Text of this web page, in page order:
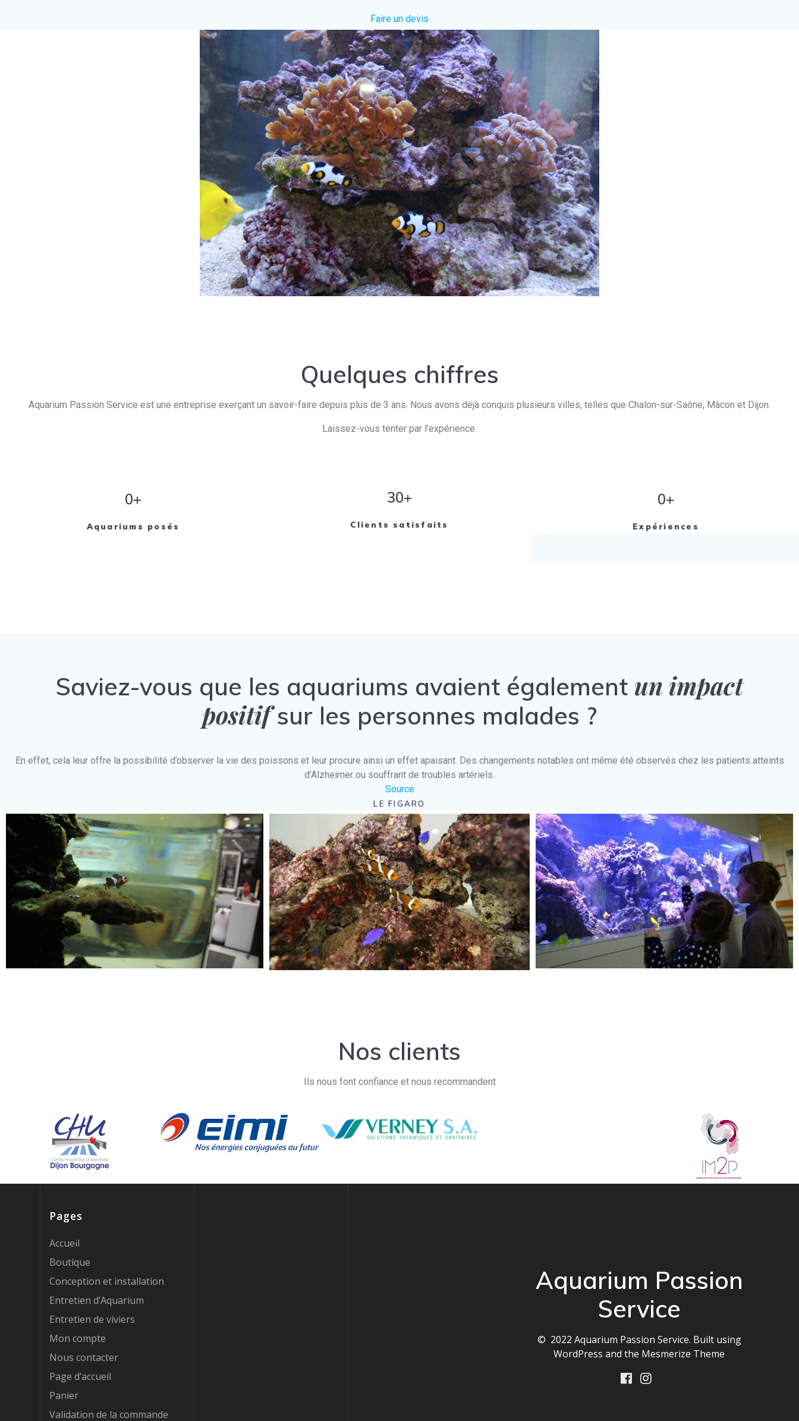
Faire un devis
Quelques chiffres
Aquarium Passion Service est une entreprise exerçant un savoir-faire depuis plus de 3 ans. Nous avons déjà conquis plusieurs villes, telles que Chalon-sur-Saône, Mâcon et Dijon.
Laissez-vous tenter par l’expérience.
0+
Aquariums posés
30+
Clients satisfaits
0+
Expériences
Saviez-vous que les aquariums avaient également un impact
positifsur les personnes malades ?
En effet, cela leur offre la possibilité d’observer la vie des poissons et leur procure ainsi un effet apaisant. Des changements notables ont même été observés chez les patients atteints
d’Alzheimer ou souffrant de troubles artériels.
Source
LE FIGARO
Nos clients
Ils nous font confiance et nous recommandent
Pages
Accueil
Boutique
Conception et installation
Entretien d’Aquarium
Entretien de viviers
Mon compte
Nous contacter
Page d’accueil
Panier
Validation de la commande
Aquarium Passion
Service
© 2022 Aquarium Passion Service. Built using
WordPress and the Mesmerize Theme